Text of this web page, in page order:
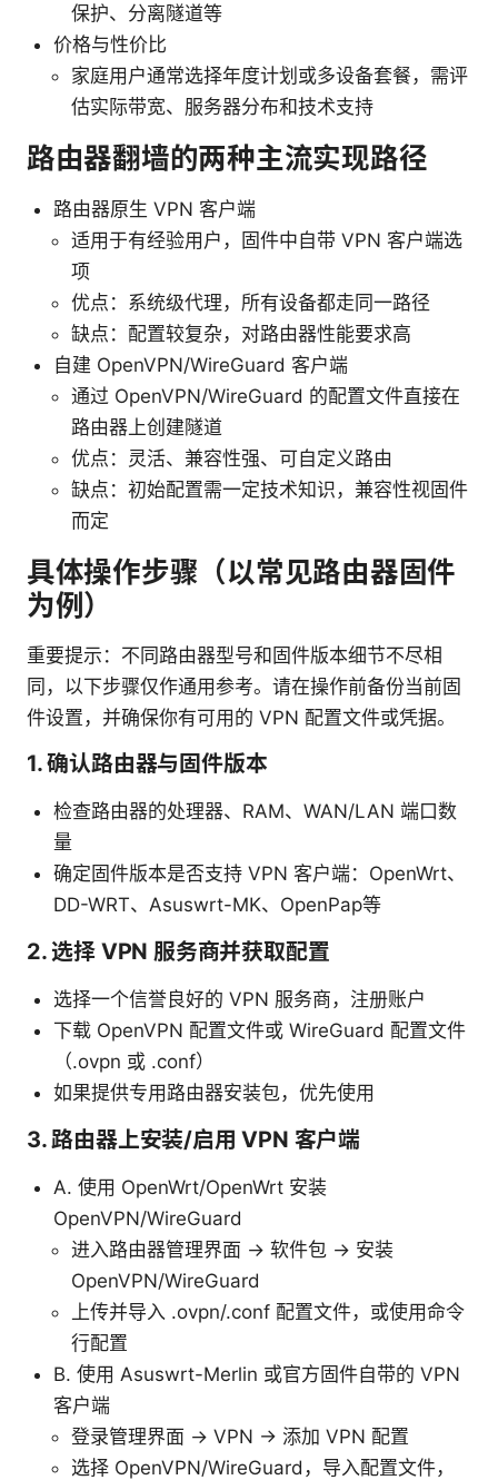
保护、分离隧道等
价格与性价比
家庭用户通常选择年度计划或多设备套餐，需评
估实际带宽、服务器分布和技术支持
路由器翻墙的两种主流实现路径
路由器原生 VPN 客户端
适用于有经验用户，固件中自带 VPN 客户端选
项
优点：系统级代理，所有设备都走同一路径
缺点：配置较复杂，对路由器性能要求高
自建 OpenVPN/WireGuard 客户端
通过 OpenVPN/WireGuard 的配置文件直接在
路由器上创建隧道
优点：灵活、兼容性强、可自定义路由
缺点：初始配置需一定技术知识，兼容性视固件
而定
具体操作步骤（以常见路由器固件
为例）
重要提示：不同路由器型号和固件版本细节不尽相
同，以下步骤仅作通用参考。请在操作前备份当前固
件设置，并确保你有可用的 VPN 配置文件或凭据。
1. 确认路由器与固件版本
检查路由器的处理器、RAM、WAN/LAN 端口数
量
确定固件版本是否支持 VPN 客户端：OpenWrt、
DD-WRT、Asuswrt-MK、OpenPap等
2. 选择 VPN 服务商并获取配置
选择一个信誉良好的 VPN 服务商，注册账户
下载 OpenVPN 配置文件或 WireGuard 配置文件
（.ovpn 或 .conf）
如果提供专用路由器安装包，优先使用
3. 路由器上安装/启用 VPN 客户端
A. 使用 OpenWrt/OpenWrt 安装
OpenVPN/WireGuard
进入路由器管理界面 → 软件包 → 安装
OpenVPN/WireGuard
上传并导入 .ovpn/.conf 配置文件，或使用命令
行配置
B. 使用 Asuswrt-Merlin 或官方固件自带的 VPN
客户端
登录管理界面 → VPN → 添加 VPN 配置
选择 OpenVPN/WireGuard，导入配置文件，